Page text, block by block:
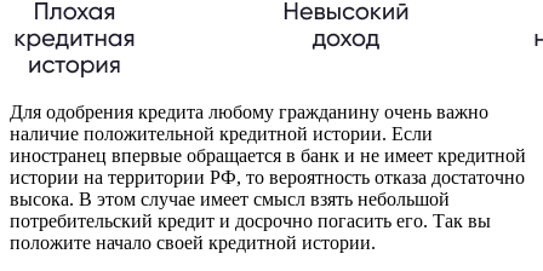
Для одобрения кредита любому гражданину очень важно
наличие положительной кредитной истории. Если
иностранец впервые обращается в банк и не имеет кредитной
истории на территории РФ, то вероятность отказа достаточно
высока. В этом случае имеет смысл взять небольшой
потребительский кредит и досрочно погасить его. Так вы
положите начало своей кредитной истории.